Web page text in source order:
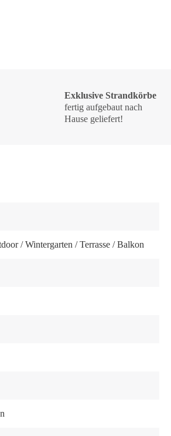
Exklusive Strandkörbe
fertig aufgebaut nach
Hause geliefert!
/ Wintergarten / Terrasse / Balkon